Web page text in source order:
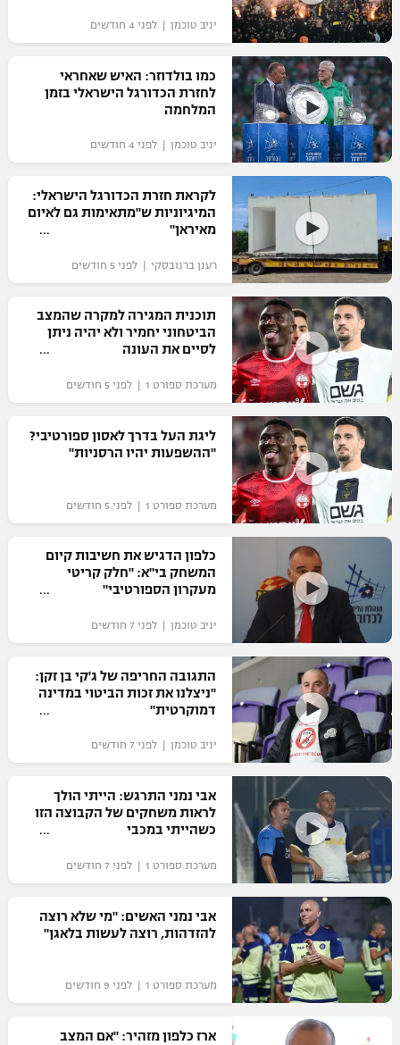
תוצאות
לוח שידורים
ברחבה
"מעל הליגה" – פודקאסט
"מחצית בשכונה" – פודקאסט
משתתפים וזוכים בפרסים
תקנון משתתפים וזוכים בפרסים
תקנון עבור פעילות אלקטרה
תקנון עבור פעילות ספורט 1 – "מרלן"
טניס
גיימינג E-Sports
תנאי שימוש
מדיניות פרטיות
תקנון פעילות ספורט 1
רשיון להקרנה פומבית לבית עסק
הצטרפות לחבילת הערוצים
לוח דרושים – ג'ובנט
המגזין
הפועל תל אביב
הפועל חיפה
הפועל באר שבע
מכבי נתניה
בני יהודה
ליגה הולנדית
ליגה סינית
ליגה ברזילאית
ליגות נוספות
דני אבדיה
שחייה
ג'ודו
אגרוף
ספורט אולימפי
UFC
היאבקות WWE
אופניים
ספורט מוטורי
כדורמים
פוטבול אמריקאי NFL
בייסבול MLB
ספורט אתגרי ואקסטרים
אומנויות לחימה
גיימינג E-Sports
יניב טוכמן | לפני 4 חודשים
כמו בולדוזר: האיש שאחראי
לחזרת הכדורגל הישראלי בזמן
המלחמה
יניב טוכמן | לפני 4 חודשים
לקראת חזרת הכדורגל הישראלי:
המיגיוניות ש"מתאימות גם לאיום
מאיראן"
רענן ברנובסקי | לפני 5 חודשים
תוכנית המגירה למקרה שהמצב
הביטחוני יחמיר ולא יהיה ניתן
לסיים את העונה
מערכת ספורט 1 | לפני 5 חודשים
ליגת העל בדרך לאסון ספורטיבי?
"ההשפעות יהיו הרסניות"
מערכת ספורט 1 | לפני 5 חודשים
כלפון הדגיש את חשיבות קיום
המשחק בי"א: "חלק קריטי
מעקרון הספורטיבי"
יניב טוכמן | לפני 7 חודשים
התגובה החריפה של ג'קי בן זקן:
"ניצלנו את זכות הביטוי במדינה
דמוקרטית"
יניב טוכמן | לפני 7 חודשים
אבי נמני התרגש: הייתי הולך
לראות משחקים של הקבוצה הזו
כשהייתי במכבי
מערכת ספורט 1 | לפני 7 חודשים
אבי נמני האשים: "מי שלא רוצה
להזדהות, רוצה לעשות בלאגן"
מערכת ספורט 1 | לפני 9 חודשים
ארז כלפון מזהיר: "אם המצב